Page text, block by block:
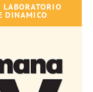
DINAMICO